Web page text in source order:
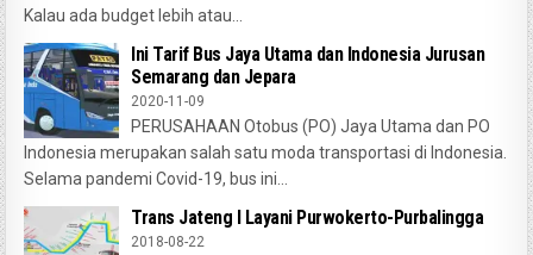
Kalau ada budget lebih atau...
Ini Tarif Bus Jaya Utama dan Indonesia Jurusan
Semarang dan Jepara
2020-11-09
PERUSAHAAN Otobus (PO) Jaya Utama dan PO
Indonesia merupakan salah satu moda transportasi di Indonesia.
Selama pandemi Covid-19, bus ini...
Trans Jateng I Layani Purwokerto-Purbalingga
2018-08-22